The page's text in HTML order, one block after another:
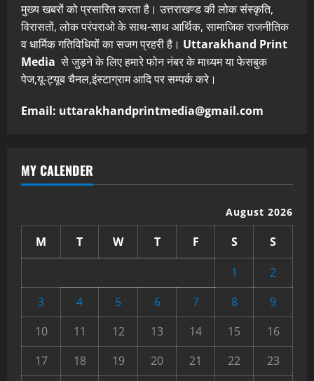
मुख्य खबरों को प्रसारित करता है। उत्तराखण्ड की लोक संस्कृति,
विरासतों, लोक परंपराओ के साथ-साथ आर्थिक, सामाजिक राजनीतिक
व धार्मिक गतिविधियों का सजग प्रहरी है। Uttarakhand Print
Media से जुड़ने के लिए हमारे फोन नंबर के माध्यम या फेसबुक
पेज,यू-ट्यूब चैनल,इंस्टाग्राम आदि पर सम्पर्क करे।
Email: uttarakhandprintmedia@gmail.com
MY CALENDER
August 2026
M T W T F S
S
1
2
3
4 5 6 7 8
9
10
11 12 13 14 15
16
17
18 19 20 21 22 23